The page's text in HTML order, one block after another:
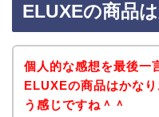
ELUXEの商品
個人的な感想を最後一
ELUXEの商品はかな
う感じですね＾＾